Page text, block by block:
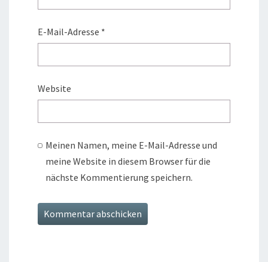
E-Mail-Adresse *
Website
Meinen Namen, meine E-Mail-Adresse und
meine Website in diesem Browser für die
nächste Kommentierung speichern.